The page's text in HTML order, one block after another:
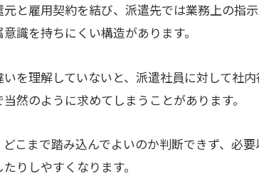
と雇用契約を結び、派遣先では業務上の指
識を持ちにくい構造があります。
を理解していないと、派遣社員に対して社
然のように求めてしまうことがあります。
こまで踏み込んでよいのか判断できず、必
りしやすくなります。